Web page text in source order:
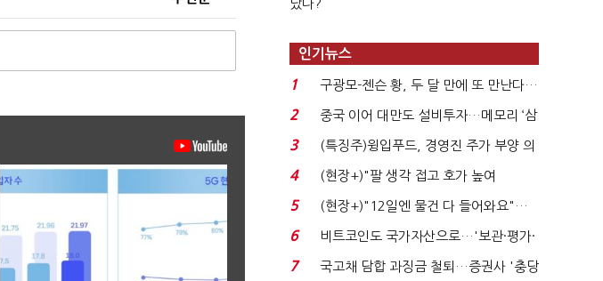
났다?
인기뉴스
1
구광모-젠슨 황, 두 달 만에 또 만난다…
로봇·AI 등 논...
2
중국 이어 대만도 설비투자…메모리 ‘삼
국전쟁’
3
(특징주)윙입푸드, 경영진 주가 부양 의
지에 상한가...
4
(현장+)"팔 생각 접고 호가 높여
요"…'덜 똘똘한 한 채' 20...
5
(현장+)"12일엔 물건 다 들어와요"…
빈 매대 채우며 문 연 ...
6
비트코인도 국가자산으로…'보관·평가·
처분' 기준은 ...
7
국고채 담합 과징금 철퇴…증권사 '충당